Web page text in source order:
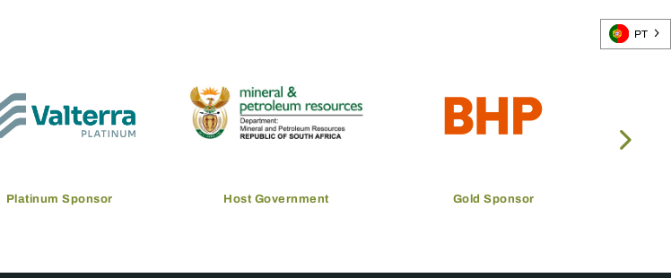
Platinum Sponsor Host Government Gold Sponsor
PT